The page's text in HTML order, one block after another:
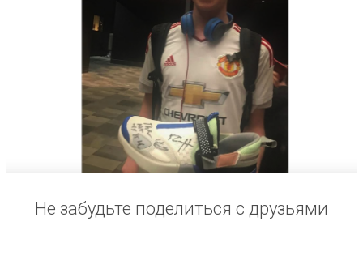
Не забудьте поделиться с друзьями